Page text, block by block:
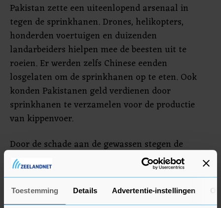
Toestemming Details Advertentie-instellingen
Pakistan zette een uiteenlopend arsenaal in
tegen de sprinkhanen. Drones, helikopters,
honderden voertuigen en duizenden
landarbeiders hielpen mee de beesten uit te
roeien. Er werden zelfs Chinese eenden
losgelaten om de sprinkhanen op te eten. Ook
konden Pakistanen geld verdienen door
sprinkhanen te verzamelen voor de productie
van kippenvoer.
Door de schade aan de gewassen stegen de
voedselprijzen en vreesden hulporganisaties voor
een hongersnood. De insectenplaag had ook
economische gevolgen in het land met 220
miljoen inwoners. Doordat er 2 miljoen ton